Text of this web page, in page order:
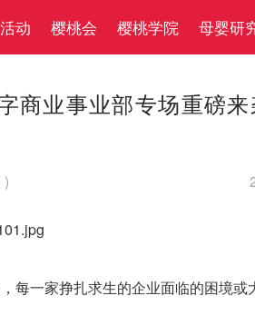
活动 樱桃会 樱桃学院 母婴研
商业事业部专场重磅
)
一家挣扎求生的企业面临的困境或